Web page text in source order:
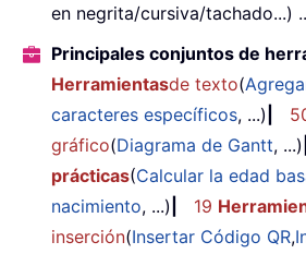
en negrita/cursiva/tachado...)
Principales conjuntos de
Herramientasde texto(
caracteres específicos, ...)
gráfico(Diagrama de Gantt, ...)
prácticas(Calcular la edad
nacimiento, ...) 19
inserción(Insertar Código QR,